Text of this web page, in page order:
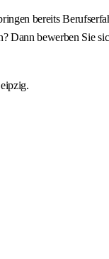
bereits
Dann bewerben Sie